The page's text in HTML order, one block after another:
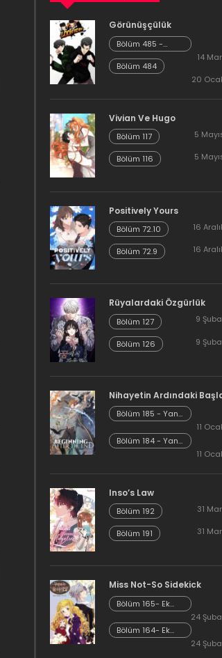
Görünüşçülük
Bölüm 485 -
Cheonliang [04]
14
Bölüm 484
20
Vivian Ve Hugo
Bölüm 117 5
Bölüm 116 5
Positively Yours
Bölüm 72.10 16
Bölüm 72.9 16
Rüyalardaki Özgürlük
Bölüm 127 9
Bölüm 126 9
Nihayetin Ardındaki
Bölüm 185 - Yan
Hikaye Kısım 7
11
Bölüm 184 - Yan
Hikaye Kısım 6
11
Inso’s Law
Bölüm 192 31
Bölüm 191 31
Miss Not-So Sidekick
Bölüm 165- Ek
Bölüm 26
24
Bölüm 164- Ek
Bölüm 25
24